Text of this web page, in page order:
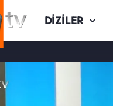
DİZİLER